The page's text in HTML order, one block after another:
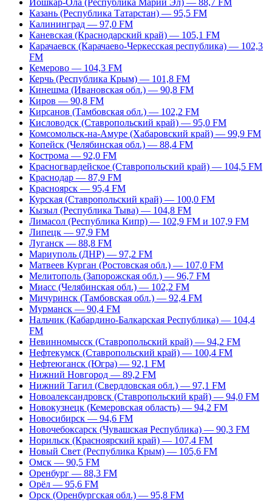
Йошкар-Ола (Республика Марий Эл) — 88,7 FM
Казань (Республика Татарстан) — 95,5 FM
Калининград — 97,0 FM
Каневская (Краснодарский край) — 105,1 FM
Карачаевск (Карачаево-Черкесская республика) — 102,3
FM
Кемерово — 104,3 FM
Керчь (Республика Крым) — 101,8 FM
Кинешма (Ивановская обл.) — 90,8 FM
Киров — 90,8 FM
Кирсанов (Тамбовская обл.) — 102,2 FM
Кисловодск (Ставропольский край) — 95,0 FM
Комсомольск-на-Амуре (Хабаровский край) — 99,9 FM
Копейск (Челябинская обл.) — 88,4 FM
Кострома — 92,0 FM
Красногвардейское (Ставропольский край) — 104,5 FM
Краснодар — 87,9 FM
Красноярск — 95,4 FM
Курская (Ставропольский край) — 100,0 FM
Кызыл (Республика Тыва) — 104,8 FM
Лимасол (Республика Кипр) — 102,9 FM и 107,9 FM
Липецк — 97,9 FM
Луганск — 88,8 FM
Мариуполь (ДНР) — 97,2 FM
Матвеев Курган (Ростовская обл.) — 107,0 FM
Мелитополь (Запорожская обл.) — 96,7 FM
Миасс (Челябинская обл.) — 102,2 FM
Мичуринск (Тамбовская обл.) — 92,4 FM
Мурманск — 90,4 FM
Нальчик (Кабардино-Балкарская Республика) — 104,4
FM
Невинномысск (Ставропольский край) — 94,2 FM
Нефтекумск (Ставропольский край) — 100,4 FM
Нефтеюганск (Югра) — 92,1 FM
Нижний Новгород — 89,2 FM
Нижний Тагил (Свердловская обл.) — 97,1 FM
Новоалександровск (Ставропольский край) — 94,0 FM
Новокузнецк (Кемеровская область) — 94,2 FM
Новосибирск — 94,6 FM
Новочебоксарск (Чувашская Республика) — 90,3 FM
Норильск (Красноярский край) — 107,4 FM
Новый Свет (Республика Крым) — 105,6 FM
Омск — 90,5 FM
Оренбург — 88,3 FM
Орёл — 95,6 FM
Орск (Оренбургская обл.) — 95,8 FM